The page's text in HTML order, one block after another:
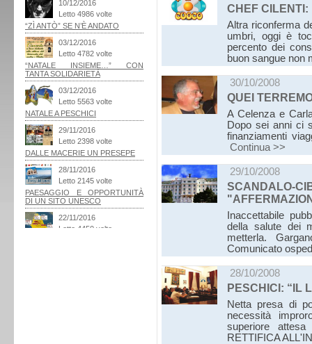
CHEF CILENTI:
Altra riconferma
umbri, oggi è
percento dei
buon sangue
30/10/2008
QUEI
A Celenza e
Dopo sei anni ci
finanziamenti
Continua >>
29/10/2008
SCANDALO-
Inaccettabile
della salute dei
metterla.
Comunicato
28/10/2008
PESCHICI: “IL
Netta presa di
necessità
superiore
RETTIFICA